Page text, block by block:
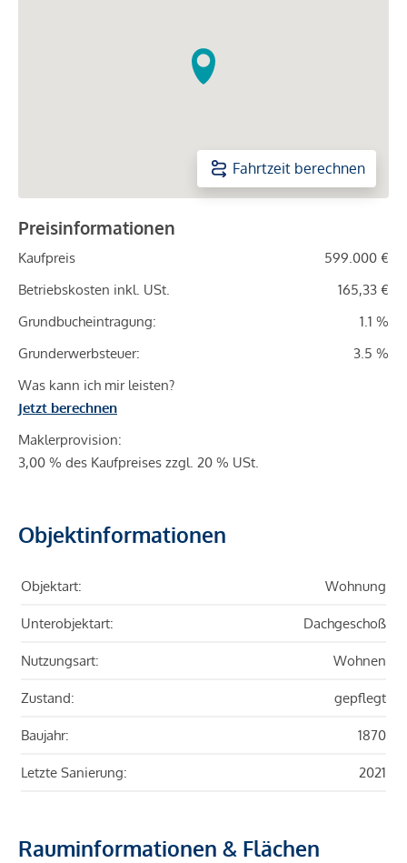
Fahrtzeit berechnen
Preisinformationen
Kaufpreis
599.000 €
Betriebskosten inkl. USt.
165,33 €
Grundbucheintragung:
1.1 %
Grunderwerbsteuer:
3.5 %
Was kann ich mir leisten?
Jetzt berechnen
Maklerprovision:
3,00 % des Kaufpreises zzgl. 20 % USt.
Objektinformationen
Objektart: Wohnung
Unterobjektart: Dachgeschoß
Nutzungsart: Wohnen
Zustand: gepflegt
Baujahr: 1870
Letzte Sanierung: 2021
Rauminformationen & Flächen